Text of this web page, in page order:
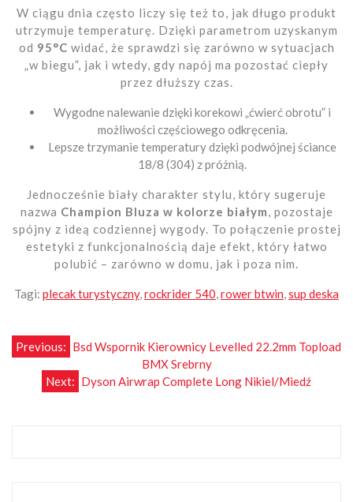
W ciągu dnia często liczy się też to, jak długo produkt
utrzymuje temperaturę. Dzięki parametrom uzyskanym
od 95°C widać, że sprawdzi się zarówno w sytuacjach
„w biegu”, jak i wtedy, gdy napój ma pozostać ciepły
przez dłuższy czas.
Wygodne nalewanie dzięki korekowi „ćwierć obrotu” i
możliwości częściowego odkręcenia.
Lepsze trzymanie temperatury dzięki podwójnej ściance
18/8 (304) z próżnią.
Jednocześnie biały charakter stylu, który sugeruje
nazwa Champion Bluza w kolorze białym, pozostaje
spójny z ideą codziennej wygody. To połączenie prostej
estetyki z funkcjonalnością daje efekt, który łatwo
polubić – zarówno w domu, jak i poza nim.
Tagi: plecak turystyczny,rockrider 540,rower btwin,sup deska
Nawigacja
wpisu
Previous: Bsd Wspornik Kierownicy Levelled 22.2mm Topload
BMX Srebrny
Next: Dyson Airwrap Complete Long Nikiel/Miedź